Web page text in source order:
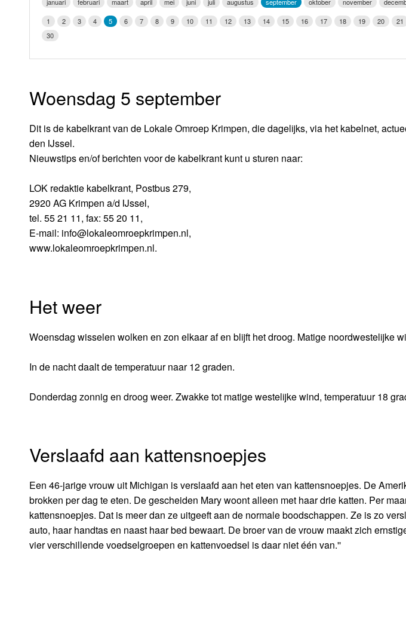
Vrijdag
LOK schijf
1
2 3 4 5 6 7 8 9 10 11 12 13 14 15 16 17 18 19 20 21
30
Woensdag 5 september
Dit is de kabelkrant van de Lokale Omroep Krimpen, die dagelijks, via het kabelnet,
den IJssel.
Nieuwstips en/of berichten voor de kabelkrant kunt u sturen naar:
LOK redaktie kabelkrant, Postbus 279,
2920 AG Krimpen a/d IJssel,
tel. 55 21 11, fax: 55 20 11,
E-mail: info@lokaleomroepkrimpen.nl,
www.lokaleomroepkrimpen.nl.
Het weer
Woensdag wisselen wolken en zon elkaar af en blijft het droog. Matige noordwestelijke
In de nacht daalt de temperatuur naar 12 graden.
Donderdag zonnig en droog weer. Zwakke tot matige westelijke wind, temperatuur 18
Verslaafd aan kattensnoepjes
Een 46-jarige vrouw uit Michigan is verslaafd aan het eten van kattensnoepjes. De
brokken per dag te eten. De gescheiden Mary woont alleen met haar drie katten. Per
kattensnoepjes. Dat is meer dan ze uitgeeft aan de normale boodschappen. Ze is zo
auto, haar handtas en naast haar bed bewaart. De broer van de vrouw maakt zich
vier verschillende voedselgroepen en kattenvoedsel is daar niet één van.''